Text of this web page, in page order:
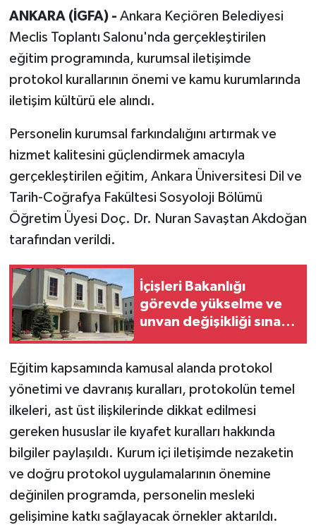
ANKARA (İGFA) - Ankara Keçiören Belediyesi
Meclis Toplantı Salonu'nda gerçekleştirilen
eğitim programında, kurumsal iletişimde
protokol kurallarının önemi ve kamu kurumlarında
iletişim kültürü ele alındı.
Personelin kurumsal farkındalığını artırmak ve
hizmet kalitesini güçlendirmek amacıyla
gerçekleştirilen eğitim, Ankara Üniversitesi Dil ve
Tarih-Coğrafya Fakültesi Sosyoloji Bölümü
Öğretim Üyesi Doç. Dr. Nuran Savaştan Akdoğan
tarafından verildi.
İçişleri Bakanlığı
görevde yükselme ve
unvan değişikliği sınavı
Eğitim kapsamında kamusal alanda protokol
yönetimi ve davranış kuralları, protokolün temel
ilkeleri, ast üst ilişkilerinde dikkat edilmesi
gereken hususlar ile kıyafet kuralları hakkında
bilgiler paylaşıldı. Kurum içi iletişimde nezaketin
ve doğru protokol uygulamalarının önemine
değinilen programda, personelin mesleki
gelişimine katkı sağlayacak örnekler aktarıldı.